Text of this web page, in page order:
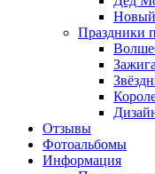
Новый
Праздники
Отзывы
Фотоальбомы
Информация